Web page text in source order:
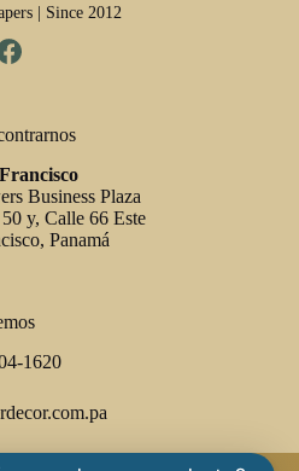
| Since 2012
Business Plaza
y, Calle 66 Este
Panamá
1620
Decor Wallcoverings